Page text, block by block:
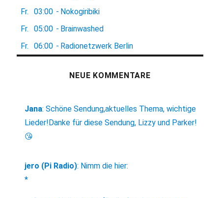
Fr.
03:00 - Nokogiribiki
Fr.
05:00 - Brainwashed
Fr.
06:00 - Radionetzwerk Berlin
NEUE KOMMENTARE
Jana:Schöne Sendung,aktuelles Thema, wichtige
Lieder!Danke für diese Sendung, Lizzy und Parker!
😘
jero (Pi Radio): Nimm die hier:
*